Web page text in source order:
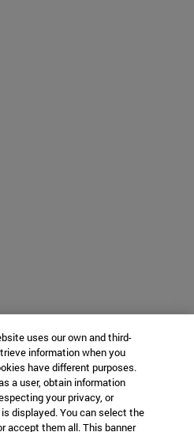
uses our own and third-
information when you
have different purposes.
a user, obtain information
your privacy, or
displayed. You can select the
accept them all. This banner